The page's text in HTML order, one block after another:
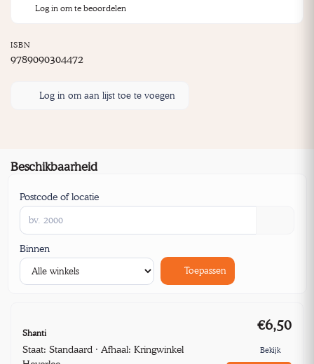
Log in om te beoordelen
ISBN
9789090304472
Log in om aan lijst toe te voegen
Beschikbaarheid
Postcode of locatie
Binnen
Toepassen
Shanti
Staat: Standaard · Afhaal: Kringwinkel
€6,50
Bekijk